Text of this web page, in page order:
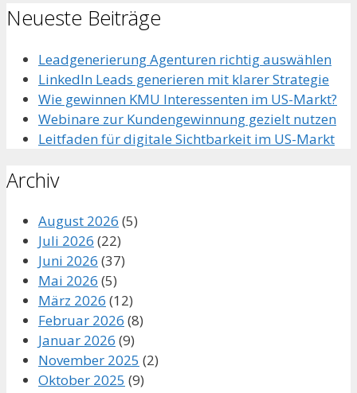
Neueste Beiträge
Leadgenerierung Agenturen richtig auswählen
LinkedIn Leads generieren mit klarer Strategie
Wie gewinnen KMU Interessenten im US-Markt?
Webinare zur Kundengewinnung gezielt nutzen
Leitfaden für digitale Sichtbarkeit im US-Markt
Archiv
August 2026 (5)
Juli 2026 (22)
Juni 2026 (37)
Mai 2026 (5)
März 2026 (12)
Februar 2026 (8)
Januar 2026 (9)
November 2025 (2)
Oktober 2025 (9)